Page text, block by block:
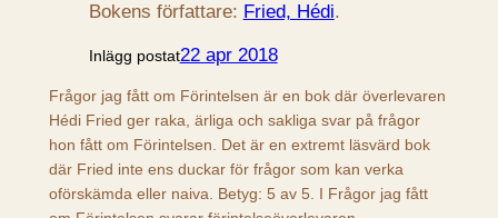
Bokens författare: Fried, Hédi.
Inlägg postat22 apr 2018
Frågor jag fått om Förintelsen är en bok där överlevaren
Hédi Fried ger raka, ärliga och sakliga svar på frågor
hon fått om Förintelsen. Det är en extremt läsvärd bok
där Fried inte ens duckar för frågor som kan verka
oförskämda eller naiva. Betyg: 5 av 5. I Frågor jag fått